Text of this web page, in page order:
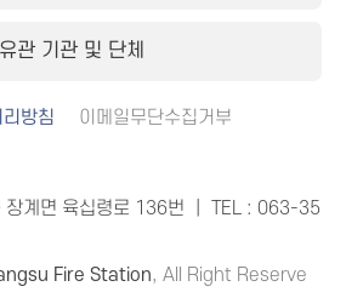
유관 기관 및 단체
방침
이메일무단수집거부
장계면 육십령로 136번 ｜ TEL : 063-35
Fire Station, All Right Reserve